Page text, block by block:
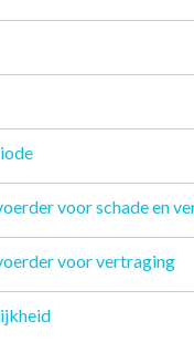
voor schade en
voor vertraging